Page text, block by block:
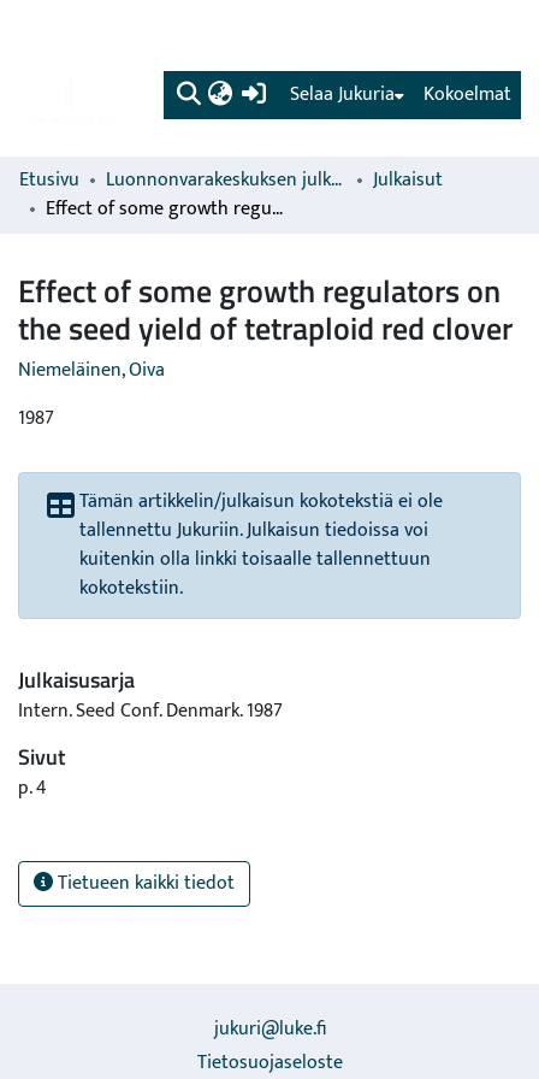
(current) Kokoelmat
Selaa Jukuria
Etusivu Luonnonvarakeskuksen julkaisut
Julkaisut
Effect of some growth regulators on the seed yield of tetraploid red clover
Effect of some growth regulators on
the seed yield of tetraploid red clover
Niemeläinen, Oiva
1987
Tämän artikkelin/julkaisun kokotekstiä ei ole
tallennettu Jukuriin. Julkaisun tiedoissa voi
kuitenkin olla linkki toisaalle tallennettuun
kokotekstiin.
Julkaisusarja
Intern. Seed Conf. Denmark. 1987
Sivut
p. 4
Tietueen kaikki tiedot
jukuri@luke.fi
Tietosuojaseloste